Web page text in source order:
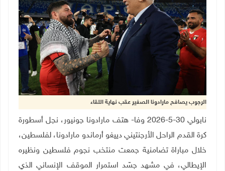
الرجوب يصافح مارادونا الصغير عقب نهاية اللقاء
نابولي 30-5-2026 وفا- هتف مارادونا جونيور، نجل أسطورة
كرة القدم الراحل الأرجنتيني دييغو أرماندو مارادونا، لفلسطين،
خلال مباراة تضامنية جمعت منتخب نجوم فلسطين ونظيره
الإيطالي، في مشهد جسّد استمرار الموقف الإنساني الذي